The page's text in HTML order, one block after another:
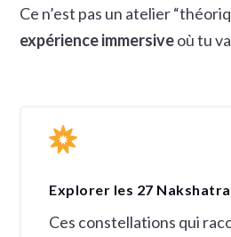
Ce n’est pas un atelier
expérience immersiveoù tu

Explorer les 27
Ces constellations qui